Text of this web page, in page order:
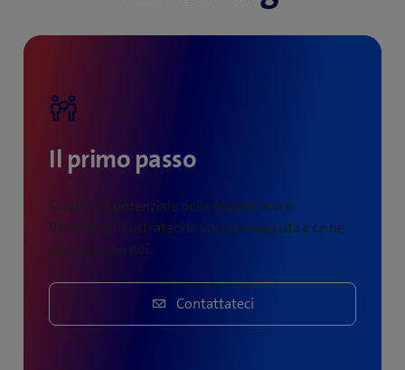
Il primo passo
Scoprite il potenziale delle Mobile Voice
Recording. Illustrateci le vostre necessità e ce ne
occuperemo noi.
Contattateci